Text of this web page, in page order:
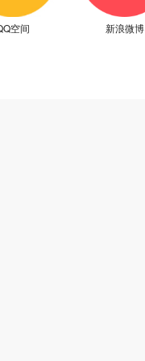
空间 新浪微博